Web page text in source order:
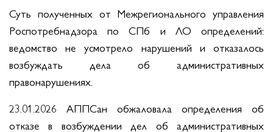
Суть полученных от Межрегионального управления
Роспотребнадзора по СПб и ЛО определений:
ведомство не усмотрело нарушений и отказалось
возбуждать дела об административных
правонарушениях.
23.01.2026 АППСан обжаловала определения об
отказе в возбуждении дел об административных